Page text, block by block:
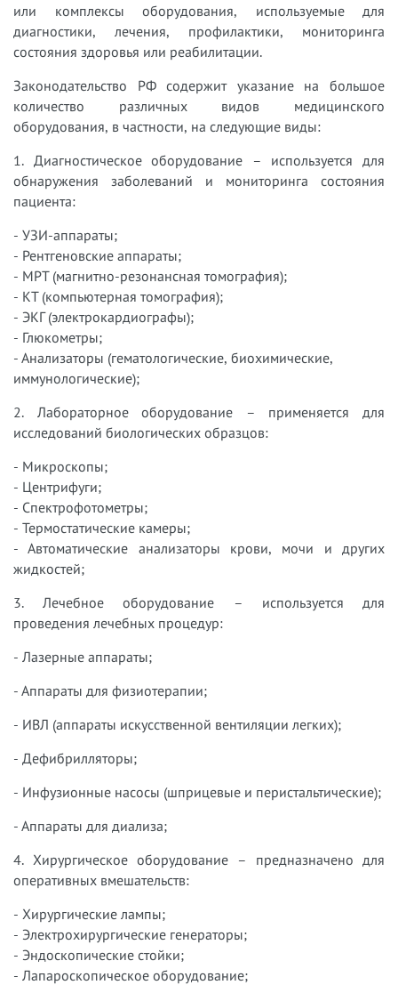
или комплексы оборудования, используемые для
диагностики, лечения, профилактики, мониторинга
состояния здоровья или реабилитации.
Законодательство РФ содержит указание на большое
количество различных видов медицинского
оборудования, в частности, на следующие виды:
1. Диагностическое оборудование – используется для
обнаружения заболеваний и мониторинга состояния
пациента:
- УЗИ-аппараты;
- Рентгеновские аппараты;
- МРТ (магнитно-резонансная томография);
- КТ (компьютерная томография);
- ЭКГ (электрокардиографы);
- Глюкометры;
- Анализаторы (гематологические, биохимические,
иммунологические);
2. Лабораторное оборудование – применяется для
исследований биологических образцов:
- Микроскопы;
- Центрифуги;
- Спектрофотометры;
- Термостатические камеры;
- Автоматические анализаторы крови, мочи и других
жидкостей;
3. Лечебное оборудование – используется для
проведения лечебных процедур:
- Лазерные аппараты;
- Аппараты для физиотерапии;
- ИВЛ (аппараты искусственной вентиляции легких);
- Дефибрилляторы;
- Инфузионные насосы (шприцевые и перистальтические);
- Аппараты для диализа;
4. Хирургическое оборудование – предназначено для
оперативных вмешательств:
- Хирургические лампы;
- Электрохирургические генераторы;
- Эндоскопические стойки;
- Лапароскопическое оборудование;